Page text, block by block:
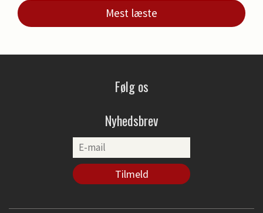
Mest læste
Følg os
Nyhedsbrev